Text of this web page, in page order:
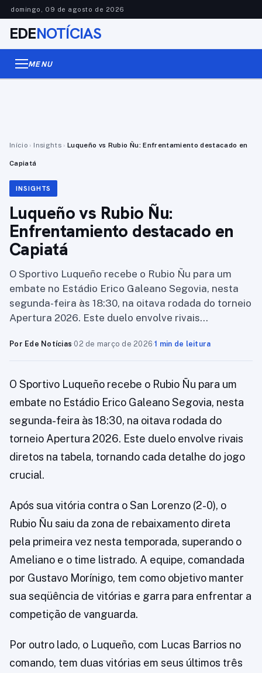
domingo, 09 de agosto de 2026
EDENOTÍCIAS
MENU
Início › Insights › Luqueño vs Rubio Ñu: Enfrentamiento destacado en
Capiatá
INSIGHTS
Luqueño vs Rubio Ñu:
Enfrentamiento destacado en
Capiatá
O Sportivo Luqueño recebe o Rubio Ñu para um
embate no Estádio Erico Galeano Segovia, nesta
segunda-feira às 18:30, na oitava rodada do torneio
Apertura 2026. Este duelo envolve rivais…
Por Ede Notícias·02 de março de 2026·1 min de leitura
O Sportivo Luqueño recebe o Rubio Ñu para um
embate no Estádio Erico Galeano Segovia, nesta
segunda-feira às 18:30, na oitava rodada do
torneio Apertura 2026. Este duelo envolve rivais
diretos na tabela, tornando cada detalhe do jogo
crucial.
Após sua vitória contra o San Lorenzo (2-0), o
Rubio Ñu saiu da zona de rebaixamento direta
pela primeira vez nesta temporada, superando o
Ameliano e o time listrado. A equipe, comandada
por Gustavo Morínigo, tem como objetivo manter
sua seqüência de vitórias e garra para enfrentar a
competição de vanguarda.
Por outro lado, o Luqueño, com Lucas Barrios no
comando, tem duas vitórias em seus últimos três